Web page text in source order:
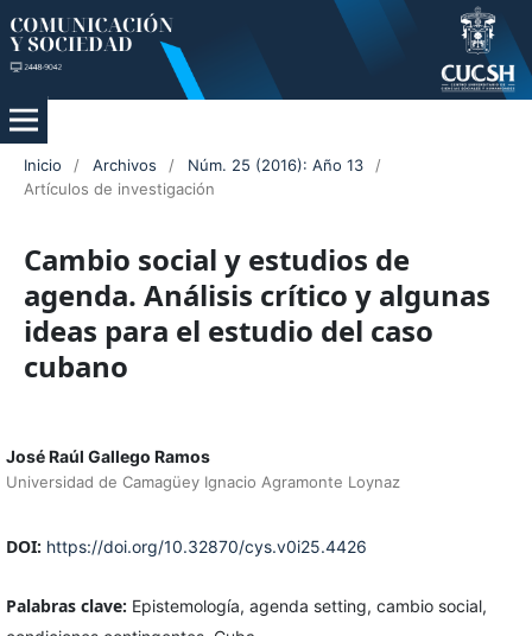
Inicio / Archivos / Núm. 25 (2016): Año 13
/
Artículos de investigación
Cambio social y estudios de
agenda. Análisis crítico y algunas
ideas para el estudio del caso
cubano
José Raúl Gallego Ramos
Universidad de Camagüey Ignacio Agramonte Loynaz
DOI: https://doi.org/10.32870/cys.v0i25.4426
Palabras clave: Epistemología, agenda setting, cambio social,